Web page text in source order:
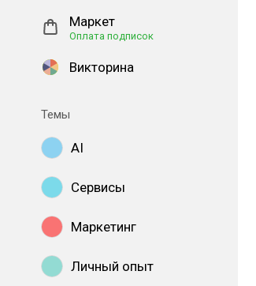
Маркет
Оплата подписок
Викторина
Темы
AI
Сервисы
Маркетинг
Личный опыт